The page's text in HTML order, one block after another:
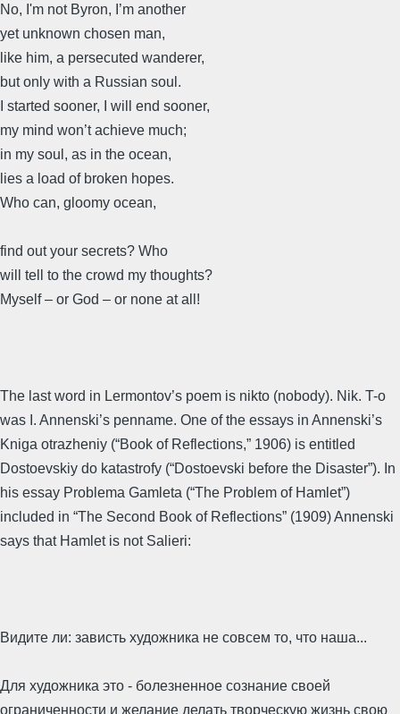
No, I'm not Byron, I’m another
yet unknown chosen man,
like him, a persecuted wanderer,
but only with a Russian soul.
I started sooner, I will end sooner,
my mind won’t achieve much;
in my soul, as in the ocean,
lies a load of broken hopes.
Who can, gloomy ocean,
find out your secrets? Who
will tell to the crowd my thoughts?
Myself – or God – or none at all!
The last word in Lermontov’s poem is nikto (nobody). Nik. T-o
was I. Annenski’s penname. One of the essays in Annenski’s
Kniga otrazheniy (“Book of Reflections,” 1906) is entitled
Dostoevskiy do katastrofy (“Dostoevski before the Disaster”). In
his essay Problema Gamleta (“The Problem of Hamlet”)
included in “The Second Book of Reflections” (1909) Annenski
says that Hamlet is not Salieri:
Видите ли: зависть художника не совсем то, что наша...
Для художника это - болезненное сознание своей
ограниченности и желание делать творческую жизнь свою